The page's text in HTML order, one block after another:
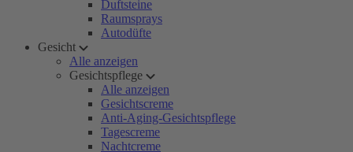
Duftsteine
Raumsprays
Autodüfte
Gesicht
Alle anzeigen
Gesichtspflege
Alle anzeigen
Gesichtscreme
Anti-Aging-Gesichtspflege
Tagescreme
Nachtcreme